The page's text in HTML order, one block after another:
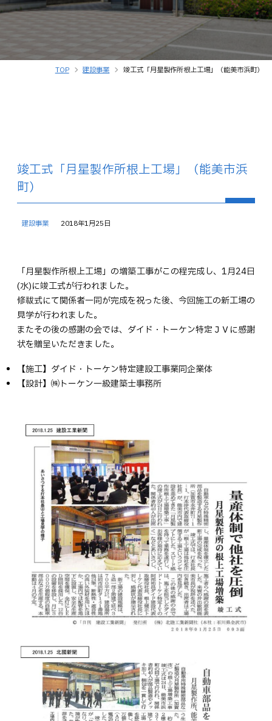
TOP 建設事業 竣工式「月星製作所根上工場」（能美市浜町）
竣工式「月星製作所根上工場」（能美市浜
町）
建設事業 2018年1月25日
「月星製作所根上工場」の増築工事がこの程完成し、1月24日
(水)に竣工式が行われました。
修祓式にて関係者一同が完成を祝った後、今回施工の新工場の
見学が行われました。
またその後の感謝の会では、ダイド・トーケン特定ＪＶに感謝
状を贈呈いただきました。
【施工】ダイド・トーケン特定建設工事業同企業体
【設計】㈱トーケン一級建築士事務所